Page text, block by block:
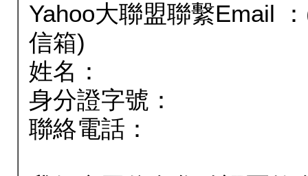
Yahoo大聯盟聯繫Email
信箱)
姓名：
身分證字號：
聯絡電話：